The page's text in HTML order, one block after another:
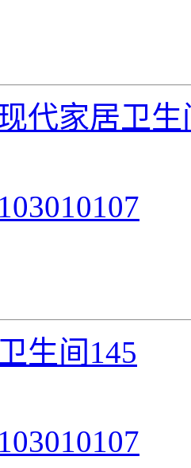
代家居卫
103010107
卫生间145
103010107